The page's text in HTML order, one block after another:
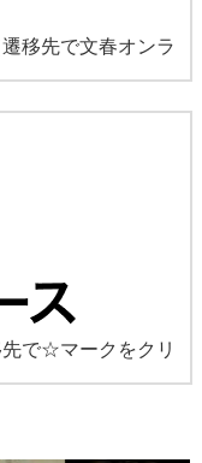
遷移先で文春オンラ
先で☆マークをクリ